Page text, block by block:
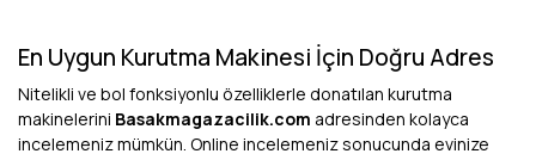
En Uygun Kurutma Makinesi İçin Doğru Adres
Nitelikli ve bol fonksiyonlu özelliklerle donatılan kurutma
makinelerini Basakmagazacilik.com adresinden kolayca
incelemeniz mümkün. Online incelemeniz sonucunda evinize